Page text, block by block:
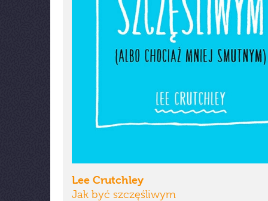
Lee Crutchley
Jak być szczęśliwym